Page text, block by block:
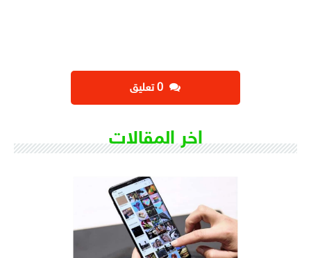
اخر المقالات